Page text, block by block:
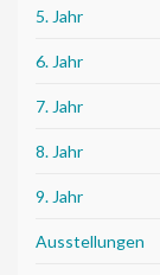
5. Jahr
6. Jahr
7. Jahr
8. Jahr
9. Jahr
Ausstellungen